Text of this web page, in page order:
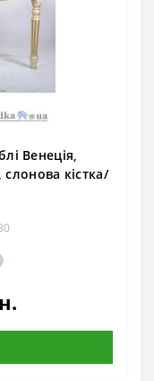
Венеція,
кістка/